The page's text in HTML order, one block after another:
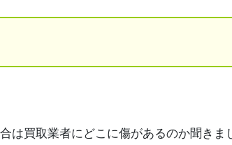
は買取業者にどこに傷があるのか聞きま